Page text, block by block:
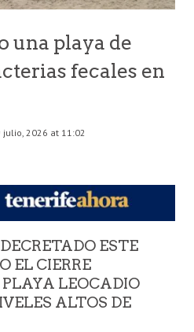
una playa de
fecales en
julio, 2026 at 11:02
ESTE
EL CIERRE
LEOCADIO
ALTOS DE